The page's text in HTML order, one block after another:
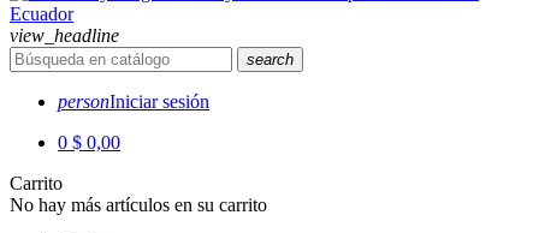
view_headline
search
personIniciar sesión
0 $ 0,00
Carrito
No hay más artículos en su carrito